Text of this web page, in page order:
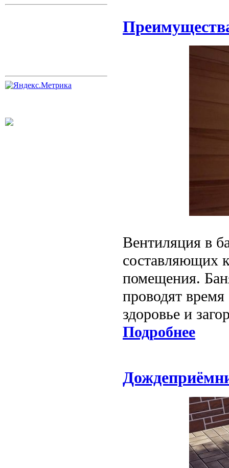
Вентиляция в
составляющих
помещения.
проводят
здоровье и
Подробнее